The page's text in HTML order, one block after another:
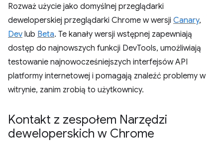
Rozważ użycie jako domyślnej przeglądarki
deweloperskiej przeglądarki Chrome w wersji Canary,
Dev lub Beta. Te kanały wersji wstępnej zapewniają
dostęp do najnowszych funkcji DevTools, umożliwiają
testowanie najnowocześniejszych interfejsów API
platformy internetowej i pomagają znaleźć problemy w
witrynie, zanim zrobią to użytkownicy.
Kontakt z zespołem Narzędzi
deweloperskich w Chrome